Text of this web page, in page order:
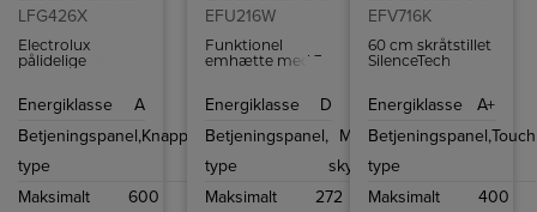
LFG426X
Electrolux
pålidelige
nyde et rent
Energiklasse
A
Betjeningspanel,
type
Knapper
Maksimalt
600
EFU216W
Funktionel
emhætte med 3
placeres i et skab
kogesektionen.
Energiklasse
D
Betjeningspanel,
type
Mekanisk
skydeknap
Maksimalt
272
EFV716K
60 cm skråtstillet
SilenceTech
Med Hob2Hood
emhætten styres
kogeplade med
Energiklasse
A+
Betjeningspanel,
type
Touch
Maksimalt
400